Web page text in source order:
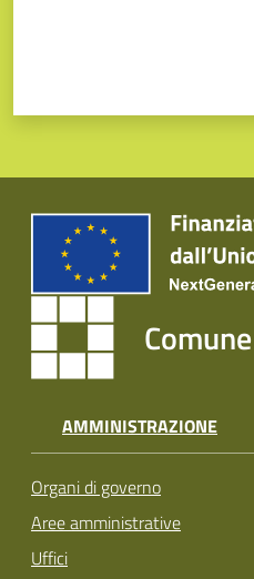
AMMINISTRAZIONE
Organi di governo
Aree amministrative
Uffici